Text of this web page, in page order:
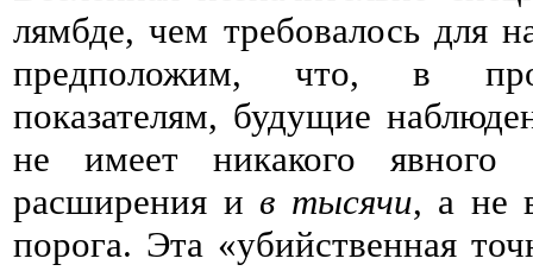
лямбде, чем требовалось для
предположим, что, в
показателям, будущие
не имеет никакого явного
расширения и в тысячи, а не
порога. Эта «убийственная